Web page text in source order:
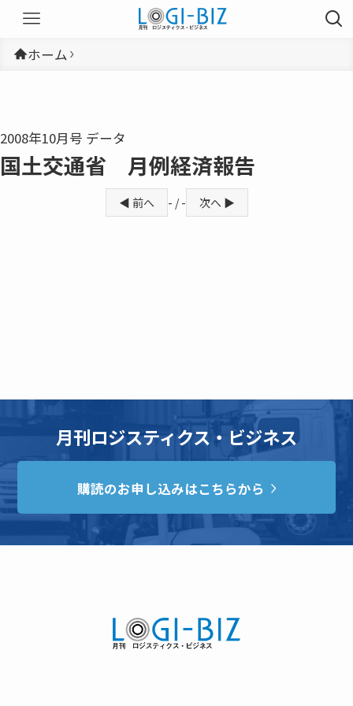
ホーム
2008年10月号 データ
国土交通省 月例経済報告
◀ 前へ - / - 次へ ▶
月刊ロジスティクス・ビジネス
購読のお申し込みはこちらから